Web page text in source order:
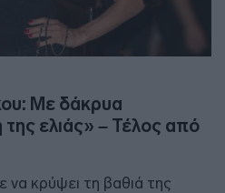
Με δάκρυα
της ελιάς» – Τέλος από
κρύψει τη βαθιά της